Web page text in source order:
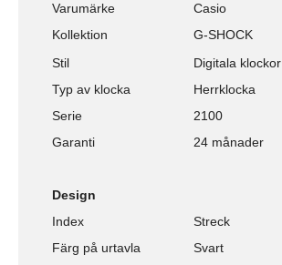
Varumärke
Casio
Kollektion
G-SHOCK
Stil
Digitala klockor
Typ av klocka
Herrklocka
Serie
2100
Garanti
24 månader
Design
Index
Streck
Färg på urtavla
Svart